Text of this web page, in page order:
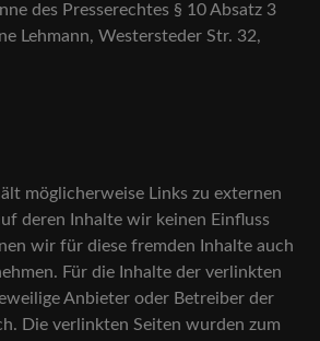
des Presserechtes § 10 Absatz 3
Lehmann, Westersteder Str. 32,
möglicherweise Links zu externen
deren Inhalte wir keinen Einfluss
wir für diese fremden Inhalte auch
Für die Inhalte der verlinkten
Anbieter oder Betreiber der
Die verlinkten Seiten wurden zum